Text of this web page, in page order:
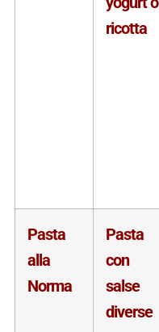
ricotta
Pasta
alla
Norma
Pasta
con
salse
diverse